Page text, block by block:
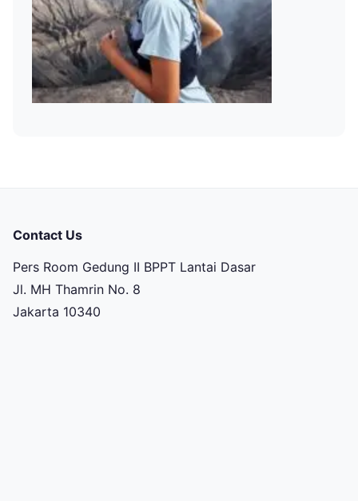
Contact Us
Pers Room Gedung II BPPT Lantai Dasar
Jl. MH Thamrin No. 8
Jakarta 10340